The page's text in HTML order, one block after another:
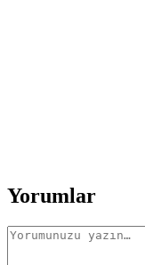
Yorumlar